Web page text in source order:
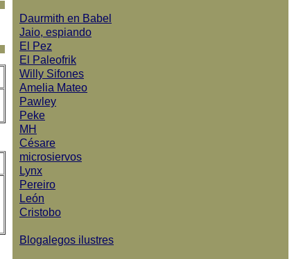
Daurmith en Babel
Jaio, espiando
El Pez
El Paleofrik
Willy Sifones
Amelia Mateo
Pawley
Peke
MH
Césare
microsiervos
Lynx
Pereiro
León
Cristobo
Blogalegos ilustres